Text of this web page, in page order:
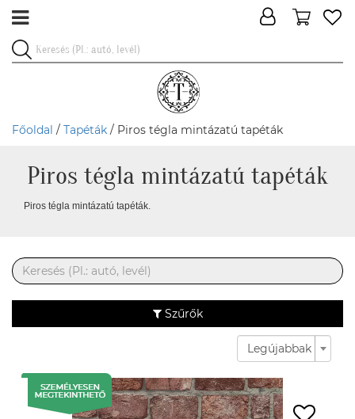
Főoldal / Tapéták / Piros tégla mintázatú tapéták
Piros tégla mintázatú tapéták
Piros tégla mintázatú tapéták.
Szűrők
Legújabbak